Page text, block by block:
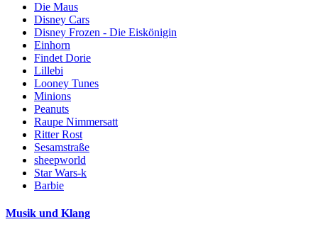
Die Maus
Disney Cars
Disney Frozen - Die Eiskönigin
Einhorn
Findet Dorie
Lillebi
Looney Tunes
Minions
Peanuts
Raupe Nimmersatt
Ritter Rost
Sesamstraße
sheepworld
Star Wars-k
Barbie
Musik und Klang